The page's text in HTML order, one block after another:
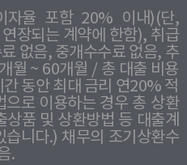
자율 포함 20% 이내)(단,
장되는 계약에 한함), 취급
없음, 중개수수료 없음, 추
월 ~ 60개월 / 총 대출 비용
동안 최대 금리 연20% 적
으로 이용하는 경우 총 상환
품 및 상환방법 등 대출계
습니다.) 채무의 조기상환수
.